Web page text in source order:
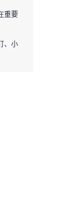
重要
、小